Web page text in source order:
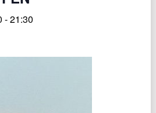
-21:30